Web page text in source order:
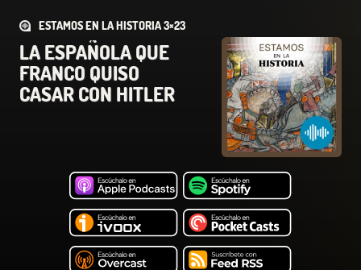
ESTAMOS EN LA HISTORIA 3×23
LA ESPAÑOLA QUE
FRANCO QUISO
CASAR CON HITLER